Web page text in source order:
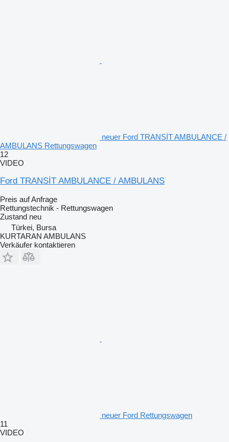
neuer Ford TRANSİT AMBULANCE /
AMBULANS Rettungswagen
12
VIDEO
Ford TRANSİT AMBULANCE / AMBULANS
Preis auf Anfrage
Rettungstechnik - Rettungswagen
Zustand neu
Türkei, Bursa
KURTARAN AMBULANS
Verkäufer kontaktieren
neuer Ford Rettungswagen
11
VIDEO